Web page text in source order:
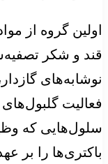
اولین گروه از
قند و شکر
نوشابه‌های
فعالیت
سلول‌هایی که
باکتری‌ها را بر